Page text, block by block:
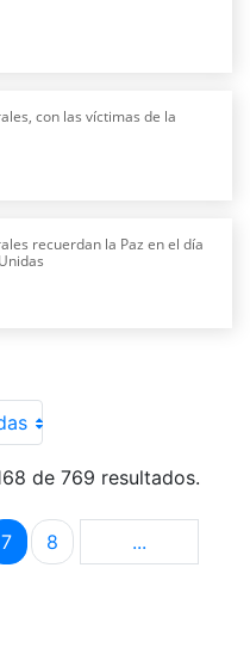
con las víctimas de la
recuerdan la Paz en el día
de 769 resultados.
Use TAB para
Página
7 Página
8 ...Páginas